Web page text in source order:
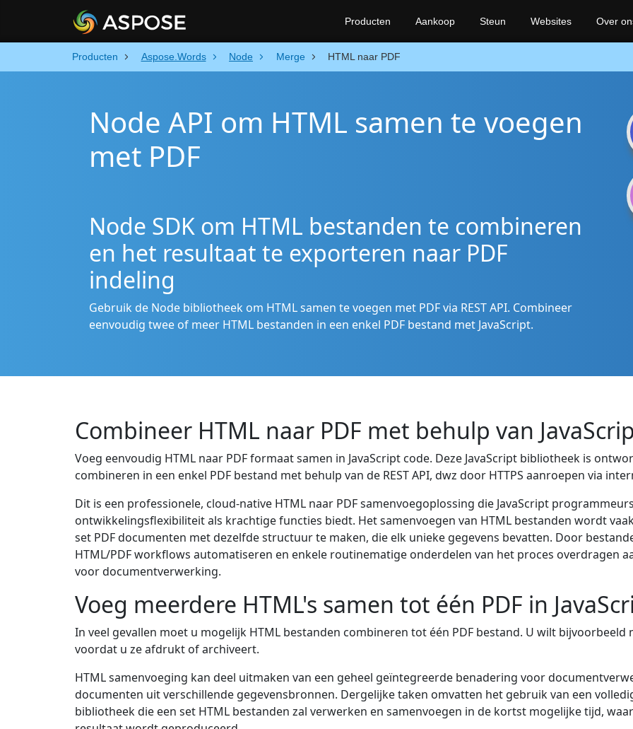
Producten Aspose.Words Node Merge HTML naar PDF
Node API om HTML samen te voegen
met PDF
Node SDK om HTML bestanden te combineren
en het resultaat te exporteren naar PDF
indeling
Gebruik de Node bibliotheek om HTML samen te voegen met PDF via REST API. Combineer
eenvoudig twee of meer HTML bestanden in een enkel PDF bestand met JavaScript.
Combineer HTML naar PDF met behulp van
Voeg eenvoudig HTML naar PDF formaat samen in JavaScript code. Deze JavaScript bibliotheek is
combineren in een enkel PDF bestand met behulp van de REST API, dwz door HTTPS aanroepen via
Dit is een professionele, cloud-native HTML naar PDF samenvoegoplossing die JavaScript
ontwikkelingsflexibiliteit als krachtige functies biedt. Het samenvoegen van HTML bestanden wordt
set PDF documenten met dezelfde structuur te maken, die elk unieke gegevens bevatten. Door
HTML/PDF workflows automatiseren en enkele routinematige onderdelen van het proces overdragen
voor documentverwerking.
Voeg meerdere HTML's samen tot één PDF in
In veel gevallen moet u mogelijk HTML bestanden combineren tot één PDF bestand. U wilt
voordat u ze afdrukt of archiveert.
HTML samenvoeging kan deel uitmaken van een geheel geïntegreerde benadering voor
documenten uit verschillende gegevensbronnen. Dergelijke taken omvatten het gebruik van een
bibliotheek die een set HTML bestanden zal verwerken en samenvoegen in de kortst mogelijke tijd,
Producten Aankoop Steun Websites Over